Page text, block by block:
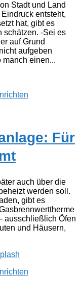
Stadt und Land
entsteht,
hat, gibt es
schätzen. -Sei es
auf Grund
aufgeben
manch einen...
Für
auch über die
werden soll.
gibt es
ausschließlich Öfen
und Häusern,